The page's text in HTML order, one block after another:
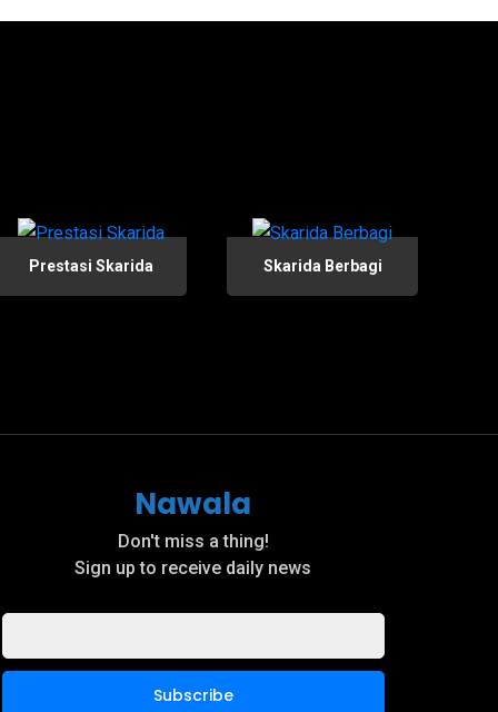
Prestasi Skarida Skarida Berbagi
Nawala
Don't miss a thing!
Sign up to receive daily news